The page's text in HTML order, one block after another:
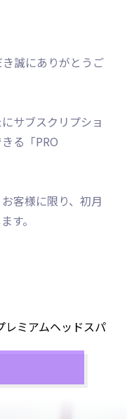
誠にありがとうご
サブスクリプショ
る「PRO
客様に限り、初月
す。
レミアムヘッドスパ